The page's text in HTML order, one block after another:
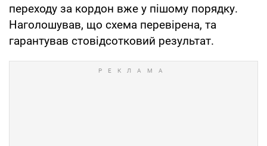
переходу за кордон вже у пішому порядку.
Наголошував, що схема перевірена, та
гарантував стовідсотковий результат.